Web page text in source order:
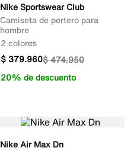
Nike Sportswear Club
Camiseta de portero para
hombre
2 colores
$474.950
$379.960
20% de descuento
Nike Air Max Dn